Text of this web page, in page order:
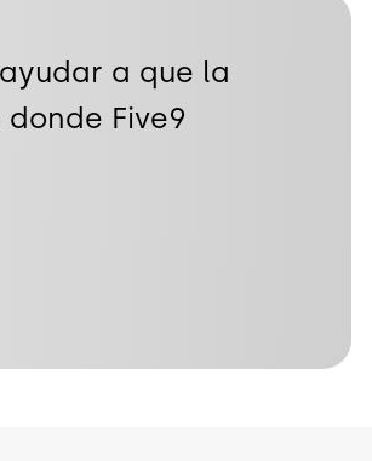
a que la
Five9